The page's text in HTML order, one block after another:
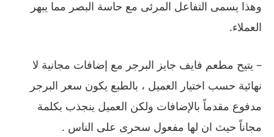
وهذا يسمى التفاعل المرئى مع حاسة البصر مما يبهر
العملاء.
– يتيح مطعم فايف جايز البرجر مع إضافات مجانية لا
نهائية حسب اختيار العميل ، بالطبع يكون سعر البرجر
مدفوع مقدماً بالإضافات ولكن العميل ينجذب بكلمة
مجاناً حيث ان لها مفعول سحرى على الناس .